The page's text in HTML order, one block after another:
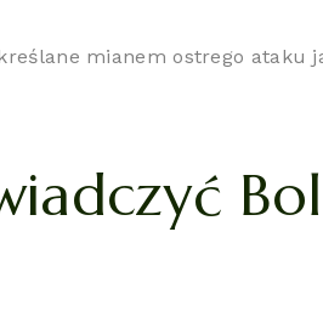
mianem ostrego ataku